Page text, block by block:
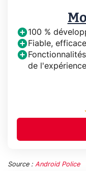
100 %
Fiable,
de
Source : Android Police